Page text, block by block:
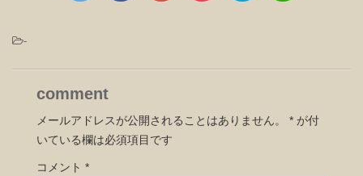
-
comment
メールアドレスが公開されることはありません。 * が付
いている欄は必須項目です
コメント *